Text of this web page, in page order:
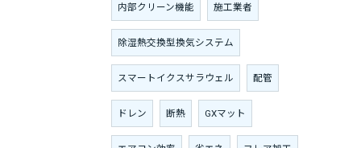
内部クリーン機能 施工業者
除湿熱交換型換気システム
スマートイクスサラウェル 配管
ドレン 断熱 GXマット